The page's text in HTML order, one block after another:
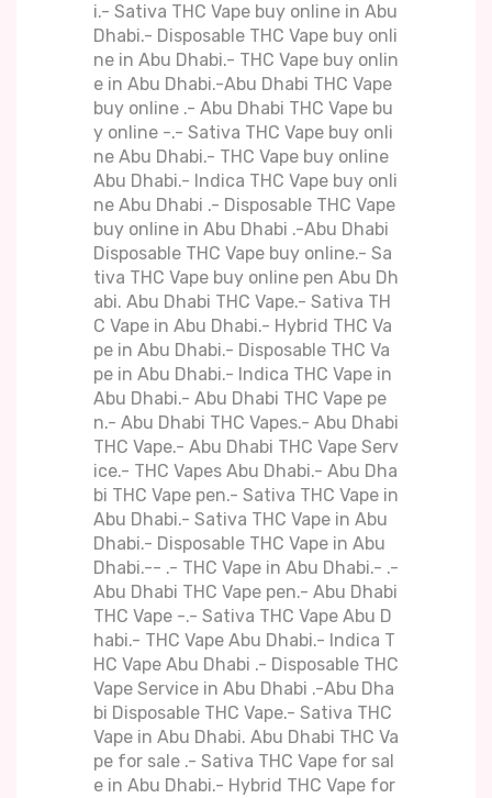
i.- Sativa THC Vape buy online in Abu
Dhabi.- Disposable THC Vape buy onli
ne in Abu Dhabi.- THC Vape buy onlin
e in Abu Dhabi.-Abu Dhabi THC Vape
buy online .- Abu Dhabi THC Vape bu
y online -.- Sativa THC Vape buy onli
ne Abu Dhabi.- THC Vape buy online
Abu Dhabi.- Indica THC Vape buy onli
ne Abu Dhabi .- Disposable THC Vape
buy online in Abu Dhabi .-Abu Dhabi
Disposable THC Vape buy online.- Sa
tiva THC Vape buy online pen Abu Dh
abi. Abu Dhabi THC Vape.- Sativa TH
C Vape in Abu Dhabi.- Hybrid THC Va
pe in Abu Dhabi.- Disposable THC Va
pe in Abu Dhabi.- Indica THC Vape in
Abu Dhabi.- Abu Dhabi THC Vape pe
n.- Abu Dhabi THC Vapes.- Abu Dhabi
THC Vape.- Abu Dhabi THC Vape Serv
ice.- THC Vapes Abu Dhabi.- Abu Dha
bi THC Vape pen.- Sativa THC Vape in
Abu Dhabi.- Sativa THC Vape in Abu
Dhabi.- Disposable THC Vape in Abu
Dhabi.-- .- THC Vape in Abu Dhabi.- .-
Abu Dhabi THC Vape pen.- Abu Dhabi
THC Vape -.- Sativa THC Vape Abu D
habi.- THC Vape Abu Dhabi.- Indica T
HC Vape Abu Dhabi .- Disposable THC
Vape Service in Abu Dhabi .-Abu Dha
bi Disposable THC Vape.- Sativa THC
Vape in Abu Dhabi. Abu Dhabi THC Va
pe for sale .- Sativa THC Vape for sal
e in Abu Dhabi.- Hybrid THC Vape for